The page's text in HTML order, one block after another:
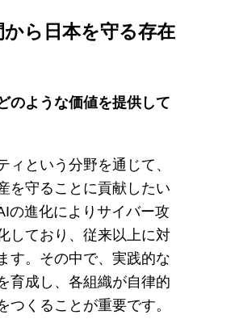
ら日本を守る存在
ような価値を提供して
ィという分野を通じて、
を守ることに貢献したい
の進化によりサイバー攻
しており、従来以上に対
す。その中で、実践的な
育成し、各組織が自律的
つくることが重要です。